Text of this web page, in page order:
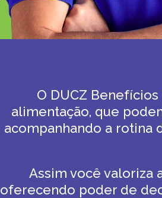
O DUCZ
alimentação, que
acompanhando a rotina
Assim você valoriza
oferecendo poder de